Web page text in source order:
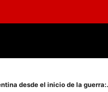
desde el inicio de la